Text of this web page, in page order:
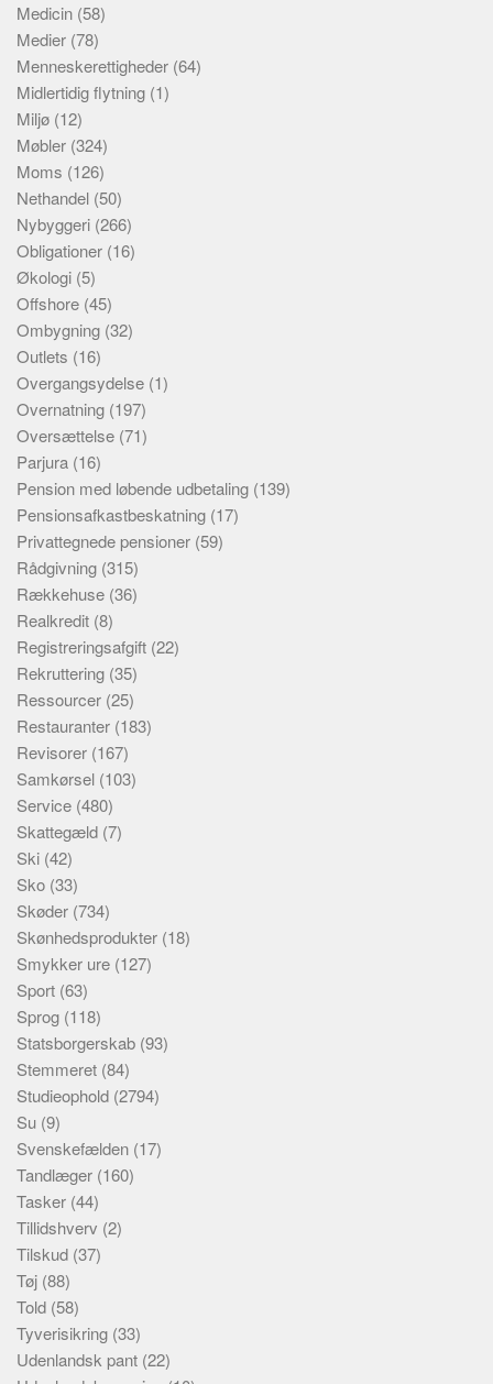
Medicin (58)
Medier (78)
Menneskerettigheder (64)
Midlertidig flytning (1)
Miljø (12)
Møbler (324)
Moms (126)
Nethandel (50)
Nybyggeri (266)
Obligationer (16)
Økologi (5)
Offshore (45)
Ombygning (32)
Outlets (16)
Overgangsydelse (1)
Overnatning (197)
Oversættelse (71)
Parjura (16)
Pension med løbende udbetaling (139)
Pensionsafkastbeskatning (17)
Privattegnede pensioner (59)
Rådgivning (315)
Rækkehuse (36)
Realkredit (8)
Registreringsafgift (22)
Rekruttering (35)
Ressourcer (25)
Restauranter (183)
Revisorer (167)
Samkørsel (103)
Service (480)
Skattegæld (7)
Ski (42)
Sko (33)
Skøder (734)
Skønhedsprodukter (18)
Smykker ure (127)
Sport (63)
Sprog (118)
Statsborgerskab (93)
Stemmeret (84)
Studieophold (2794)
Su (9)
Svenskefælden (17)
Tandlæger (160)
Tasker (44)
Tillidshverv (2)
Tilskud (37)
Tøj (88)
Told (58)
Tyverisikring (33)
Udenlandsk pant (22)